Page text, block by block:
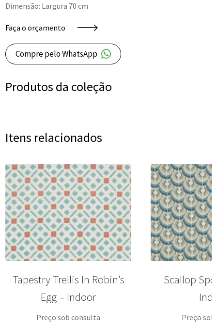
Dimensão: Largura 70 cm
Faça o orçamento
Compre pelo WhatsApp
Produtos da coleção
Itens relacionados
Tapestry Trellis In Robin’s
Egg – Indoor
Preço sob consulta
Scallop
Preço